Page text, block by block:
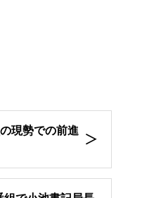
現勢での前進